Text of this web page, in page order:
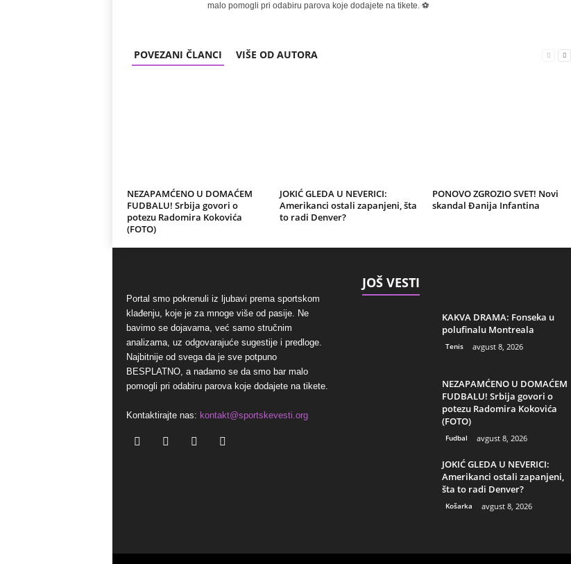
malo pomogli pri odabiru parova koje dodajete na tikete. ⚽
POVEZANI ČLANCI VIŠE OD AUTORA
NEZAPAMĆENO U DOMAĆEM
FUDBALU! Srbija govori o
potezu Radomira Kokovića
(FOTO)
JOKIĆ GLEDA U NEVERICI:
Amerikanci ostali zapanjeni, šta
to radi Denver?
PONOVO ZGROZIO SVET! Novi
skandal Đanija Infantina
Portal smo pokrenuli iz ljubavi prema sportskom
klađenju, koje je za mnoge više od pasije. Ne
bavimo se dojavama, već samo stručnim
analizama, uz odgovarajuće sugestije i predloge.
Najbitnije od svega da je sve potpuno
BESPLATNO, a nadamo se da smo bar malo
pomogli pri odabiru parova koje dodajete na tikete.
Kontaktirajte nas: kontakt@sportskevesti.org
JOŠ VESTI
KAKVA DRAMA: Fonseka u
polufinalu Montreala
Tenis avgust 8, 2026
NEZAPAMĆENO U DOMAĆEM
FUDBALU! Srbija govori o
potezu Radomira Kokovića
(FOTO)
Fudbal avgust 8, 2026
JOKIĆ GLEDA U NEVERICI:
Amerikanci ostali zapanjeni,
šta to radi Denver?
Košarka avgust 8, 2026